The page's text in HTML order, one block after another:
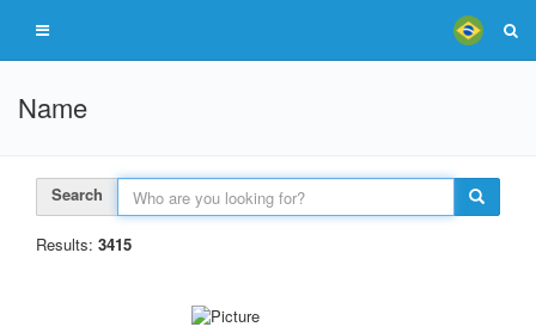
Name
Search
Results: 3415